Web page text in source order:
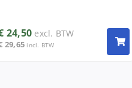
24,50 excl. BTW
29,65 incl. BTW